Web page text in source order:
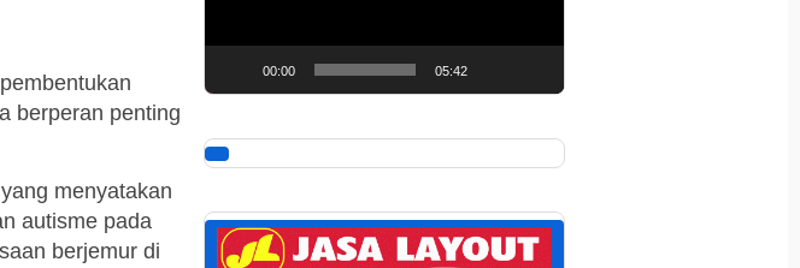
berperan penting
menyatakan
autisme pada
berjemur di
00:00 05:42